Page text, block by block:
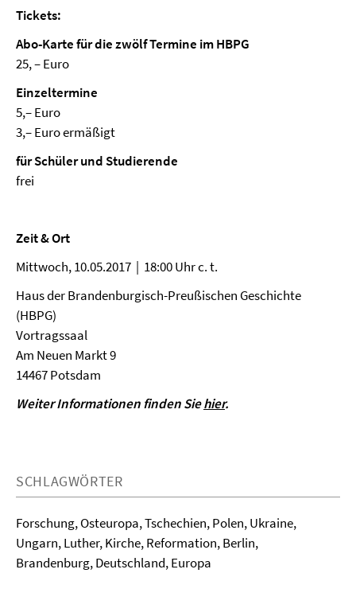
Tickets:
Abo-Karte für die zwölf Termine im HBPG
25, – Euro
Einzeltermine
5,– Euro
3,– Euro ermäßigt
für Schüler und Studierende
frei
Zeit & Ort
Mittwoch, 10.05.2017 | 18:00 Uhr c. t.
Haus der Brandenburgisch-Preußischen Geschichte
(HBPG)
Vortragssaal
Am Neuen Markt 9
14467 Potsdam
Weiter Informationen finden Siehier.
SCHLAGWÖRTER
Forschung, Osteuropa, Tschechien, Polen, Ukraine,
Ungarn, Luther, Kirche, Reformation, Berlin,
Brandenburg, Deutschland, Europa